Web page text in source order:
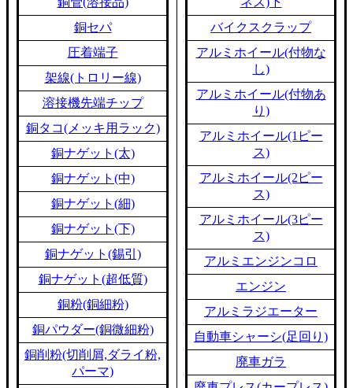
銅セパ
圧着端子
架線(トロリー線)
溶接機先端チップ
銅タコ(メッキ用ラック)
銅ナゲット(太)
銅ナゲット(中)
銅ナゲット(細)
銅ナゲット(下)
銅ナゲット(錫引)
銅ナゲット(超低質)
銅粉(銅細粉)
銅パウダー(銅微細粉)
銅削粉(切削屑,ダライ粉,
パーマ)
バイクスクラップ
アルミホイール(付物な
し)
アルミホイール(付物あ
り)
アルミホイール(1ピー
ス)
アルミホイール(2ピー
ス)
アルミホイール(3ピー
ス)
アルミエンジンコロ
エンジン
アルミラジエーター
自動車シャーシ(足回り)
廃車ガラ